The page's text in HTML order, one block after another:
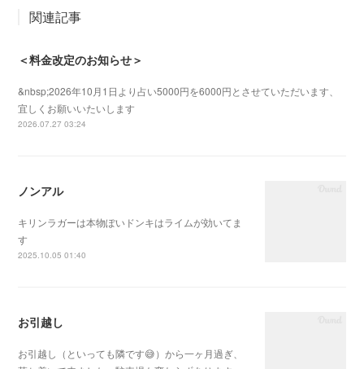
関連記事
＜料金改定のお知らせ＞
&nbsp;2026年10月1日より占い5000円を6000円とさせていただいます、
宜しくお願いいたいします
2026.07.27 03:24
ノンアル
キリンラガーは本物ぽいドンキはライムが効いてま
す
2025.10.05 01:40
お引越し
お引越し（といっても隣です😅）から一ヶ月過ぎ、